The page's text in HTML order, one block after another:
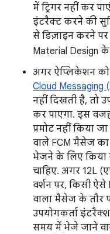
में ट्रिगर नहीं कर
इंटरैक्ट करने की
से डिज़ाइन करने पर
Material Design के
अगर ऐप्लिकेशन को
Cloud
नहीं दिखती है, तो
कर पाएगा. इस
प्रमोट नहीं किया
वाले FCM मैसेज का
भेजने के लिए किया
चाहिए. अगर 12L
वर्शन पर, किसी ऐसे
वाला मैसेज के तौर
उपयोगकर्ता
समय में भेजे जाने